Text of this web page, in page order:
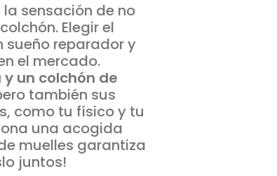
sensación de no
Elegir el
reparador y
el mercado.
un colchón de
también sus
como tu físico y tu
una acogida
muelles garantiza
juntos!